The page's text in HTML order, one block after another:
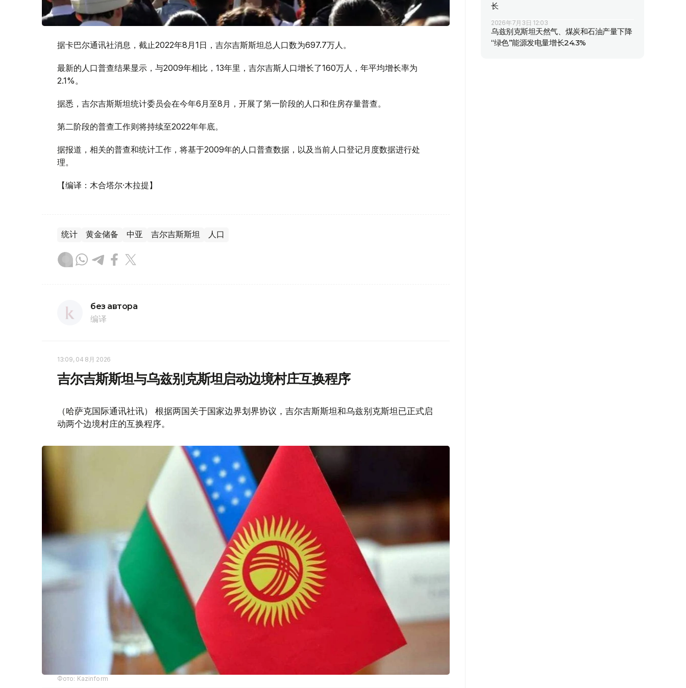
据卡巴尔通讯社消息，截止2022年8月1日，吉尔吉斯斯坦总人口数为697.7万人。
最新的人口普查结果显示，与2009年相比，13年里，吉尔吉斯人口增长了160万人，年平均增长率为
2.1%。
据悉，吉尔吉斯斯坦统计委员会在今年6月至8月，开展了第一阶段的人口和住房存量普查。
第二阶段的普查工作则将持续至2022年年底。
据报道，相关的普查和统计工作，将基于2009年的人口普查数据，以及当前人口登记月度数据进行处
理。
【编译：木合塔尔·木拉提】
统计 黄金储备 中亚 吉尔吉斯斯坦 人口
без автора
编译
13:09, 04 8月 2026
吉尔吉斯斯坦与乌兹别克斯坦启动边境村庄互换程序
（哈萨克国际通讯社讯） 根据两国关于国家边界划界协议，吉尔吉斯斯坦和乌兹别克斯坦已正式启
动两个边境村庄的互换程序。
Фото: Kazinform
长
2026年7月3日 12:03
乌兹别克斯坦天然气、煤炭和石油产量下降
“绿色”能源发电量增长24.3%